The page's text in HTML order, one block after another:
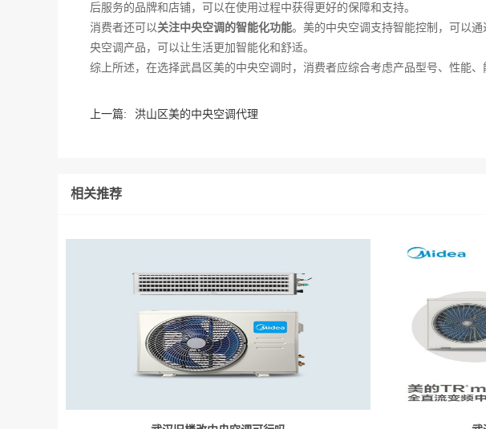
后服务的品牌和店铺，可以在使用过程中获得更好的保障和支持。
消费者还可以关注中央空调的智能化功能。美的中央空调支持智能控制，可以
央空调产品，可以让生活更加智能化和舒适。
综上所述，在选择武昌区美的中央空调时，消费者应综合考虑产品型号、性能
上一篇: 洪山区美的中央空调代理
相关推荐